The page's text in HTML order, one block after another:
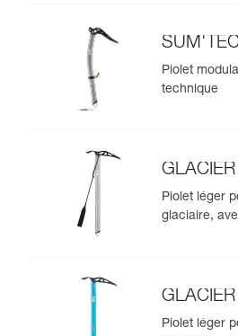
Piolet
technique
Piolet léger
glaciaire,
GLACIER
Piolet léger